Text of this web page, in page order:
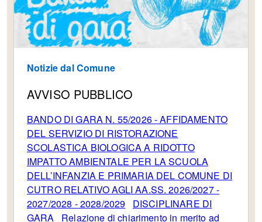
Notizie dal Comune
AVVISO PUBBLICO
BANDO DI GARA N. 55/2026 - AFFIDAMENTO
DEL SERVIZIO DI RISTORAZIONE
SCOLASTICA BIOLOGICA A RIDOTTO
IMPATTO AMBIENTALE PER LA SCUOLA
DELL’INFANZIA E PRIMARIA DEL COMUNE DI
CUTRO RELATIVO AGLI AA.SS. 2026/2027 -
2027/2028 - 2028/2029
DISCIPLINARE DI
GARA
Relazione di chiarimento in merito ad